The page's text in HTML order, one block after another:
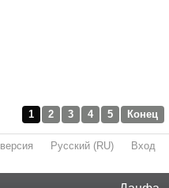
1 2 3 4 5 Конец
Русский (RU) Вход